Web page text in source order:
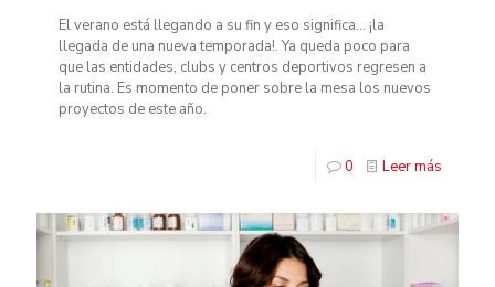
El verano está llegando a su fin y eso significa… ¡la
llegada de una nueva temporada!. Ya queda poco para
que las entidades, clubs y centros deportivos regresen a
la rutina. Es momento de poner sobre la mesa los nuevos
proyectos de este año.
0 Leer más